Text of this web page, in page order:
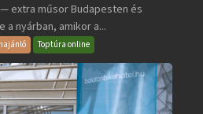
extra műsor Budapesten és
a nyárban, amikor a...
Toptúra online